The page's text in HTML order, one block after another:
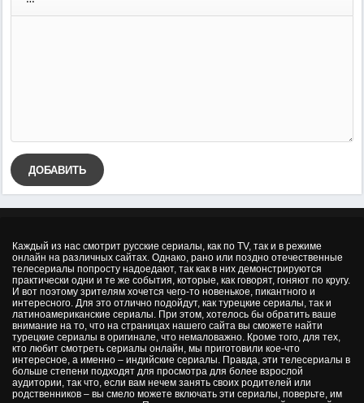
ДОБАВИТЬ
Каждый из нас смотрит русские сериалы, как по TV, так и в режиме
онлайн на различных сайтах. Однако, рано или поздно отечественные
телесериалы попросту надоедают, так как в них демонстрируются
практически одни и те же события, которые, как говорят, гоняют по кругу.
И вот поэтому зрителям хочется чего-то новенькое, пикантного и
интересного. Для это отлично подойдут, как турецкие сериалы, так и
латиноамериканские сериалы. При этом, хотелось бы обратить ваше
внимание на то, что на страницах нашего сайта вы сможете найти
турецкие сериалы в оригинале, что немаловажно. Кроме того, для тех,
кто любит смотреть сериалы онлайн, мы приготовили кое-что
интересное, а именно – индийские сериалы. Правда, эти телесериалы в
больше степени подходят для просмотра для более взрослой
аудитории, так что, если вам нечем занять своих родителей или
родственников – вы смело можете включать эти сериалы, поверьте, им